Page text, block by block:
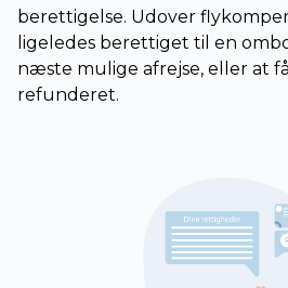
berettigelse. Udover
ligeledes berettiget til en
næste mulige afrejse, eller at
refunderet.